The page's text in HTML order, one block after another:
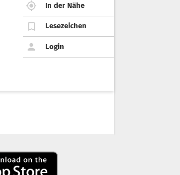
In der Nähe
Lesezeichen
Login